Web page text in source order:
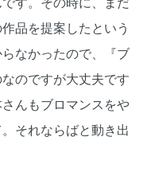
品を提案したという
なかったので、『ブ
のですが大丈夫です
んもブロマンスをや
それならばと動き出